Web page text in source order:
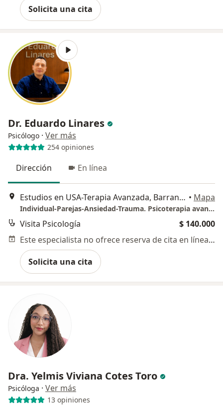
Solicita una cita
Dr. Eduardo Linares
Psicólogo · Ver más
254 opiniones
Dirección En línea
Estudios en USA-Terapia Avanzada, Barranquilla • Mapa
Individual-Parejas-Ansiedad-Trauma. Psicoterapia avanzada
Visita Psicología
$ 140.000
Este especialista no ofrece reserva de cita en línea en esta dirección.
Solicita una cita
Dra. Yelmis Viviana Cotes Toro
Psicóloga · Ver más
13 opiniones